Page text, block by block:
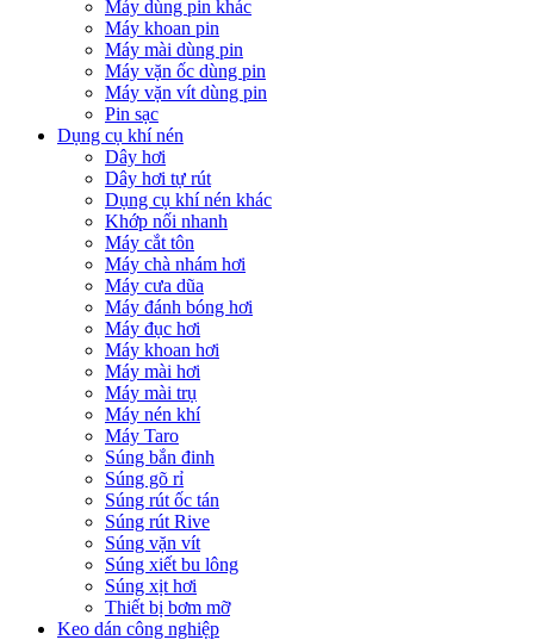
Máy dùng pin khác
Máy khoan pin
Máy mài dùng pin
Máy vặn ốc dùng pin
Máy vặn vít dùng pin
Pin sạc
Dụng cụ khí nén
Dây hơi
Dây hơi tự rút
Dụng cụ khí nén khác
Khớp nối nhanh
Máy cắt tôn
Máy chà nhám hơi
Máy cưa dũa
Máy đánh bóng hơi
Máy đục hơi
Máy khoan hơi
Máy mài hơi
Máy mài trụ
Máy nén khí
Máy Taro
Súng bắn đinh
Súng gõ rỉ
Súng rút ốc tán
Súng rút Rive
Súng vặn vít
Súng xiết bu lông
Súng xịt hơi
Thiết bị bơm mỡ
Keo dán công nghiệp